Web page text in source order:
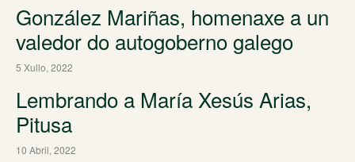
González Mariñas, homenaxe a un
valedor do autogoberno galego
5 Xullo, 2022
Lembrando a María Xesús Arias,
Pitusa
10 Abril, 2022